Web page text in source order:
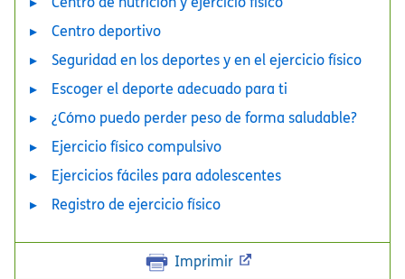
Centro deportivo
Seguridad en los deportes y en el ejercicio físico
Escoger el deporte adecuado para ti
¿Cómo puedo perder peso de forma saludable?
Ejercicio físico compulsivo
Ejercicios fáciles para adolescentes
Registro de ejercicio físico
Imprimir